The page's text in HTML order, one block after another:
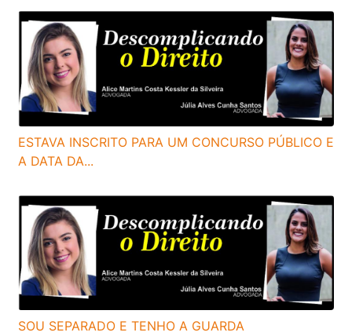
ESTAVA INSCRITO PARA UM CONCURSO PÚBLICO E
A DATA DA...
SOU SEPARADO E TENHO A GUARDA